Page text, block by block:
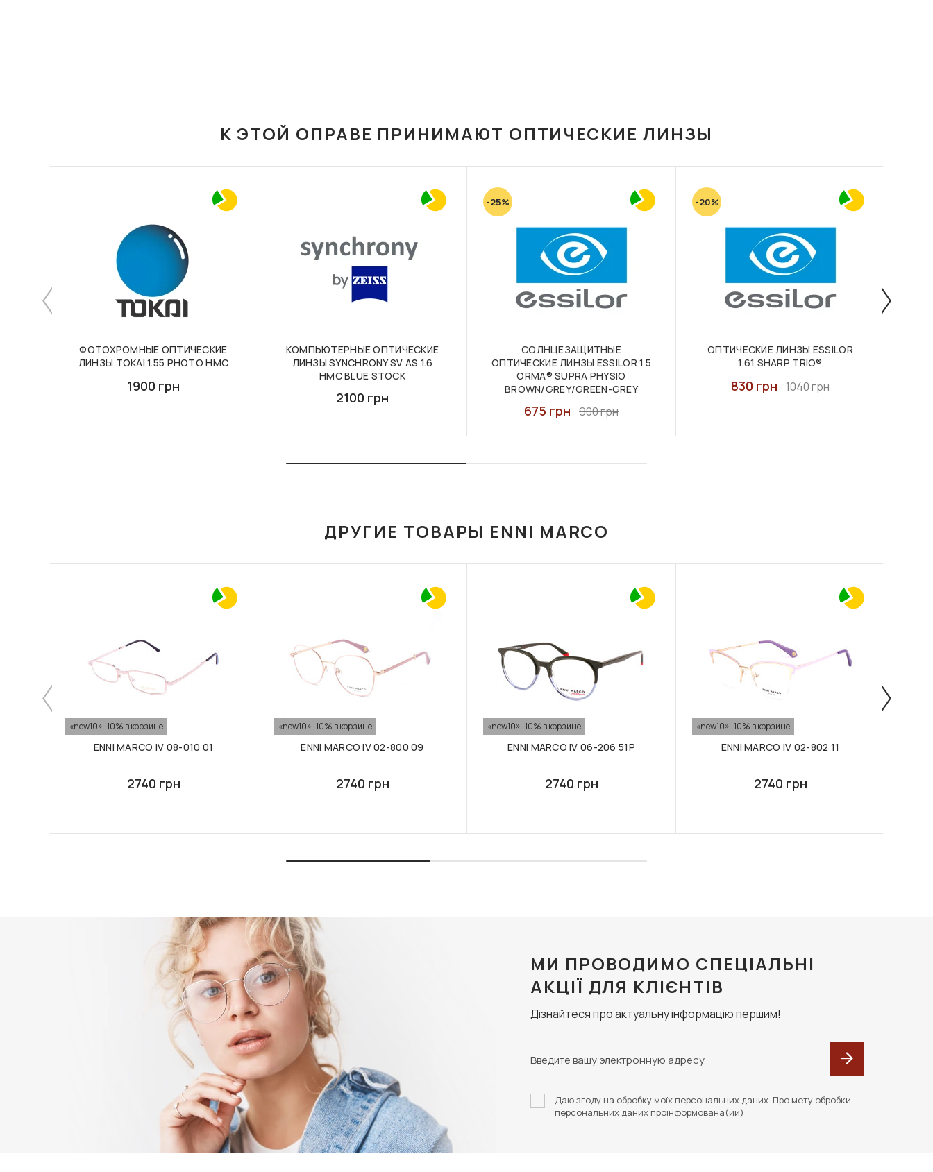
К ЭТОЙ ОПРАВЕ ПРИНИМАЮТ ОПТИЧЕСКИЕ ЛИНЗЫ
ФОТОХРОМНЫЕ ОПТИЧЕСКИЕ
ЛИНЗЫ TOKAI 1.55 PHOTO HMC
1900 грн
КОМПЬЮТЕРНЫЕ ОПТИЧЕСКИЕ
ЛИНЗЫ SYNCHRONY SV AS 1.6
HMC BLUE STOCK
2100 грн
-25%
СОЛНЦЕЗАЩИТНЫЕ
ОПТИЧЕСКИЕ ЛИНЗЫ ESSILOR 1.5
ORMA® SUPRA PHYSIO
BROWN/GREY/GREEN-GREY
675 грн 900 грн
-20%
ОПТИЧЕСКИЕ ЛИНЗЫ ESSILOR
1.61 SHARP TRIO®
830 грн 1040 грн
ДРУГИЕ ТОВАРЫ ENNI MARCO
«new10» -10% в корзине
ENNI MARCO IV 08-010 01
2740 грн
«new10» -10% в корзине
ENNI MARCO IV 02-800 09
2740 грн
«new10» -10% в корзине
ENNI MARCO IV 06-206 51P
2740 грн
«new10» -10% в корзине
ENNI MARCO IV 02-802 11
2740 грн
МИ ПРОВОДИМО СПЕЦІАЛЬНІ
АКЦІЇ ДЛЯ КЛІЄНТІВ
Дізнайтеся про актуальну інформацію першим!
Даю згоду на обробку моїх персональних даних. Про мету обробки
персональних даних проінформована(ий)